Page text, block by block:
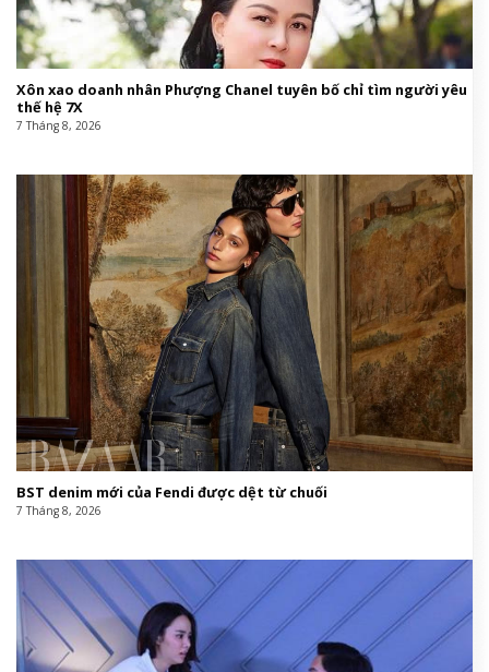
Xôn xao doanh nhân Phượng Chanel tuyên bố chỉ tìm người yêu
thế hệ 7X
7 Tháng 8, 2026
BST denim mới của Fendi được dệt từ chuối
7 Tháng 8, 2026